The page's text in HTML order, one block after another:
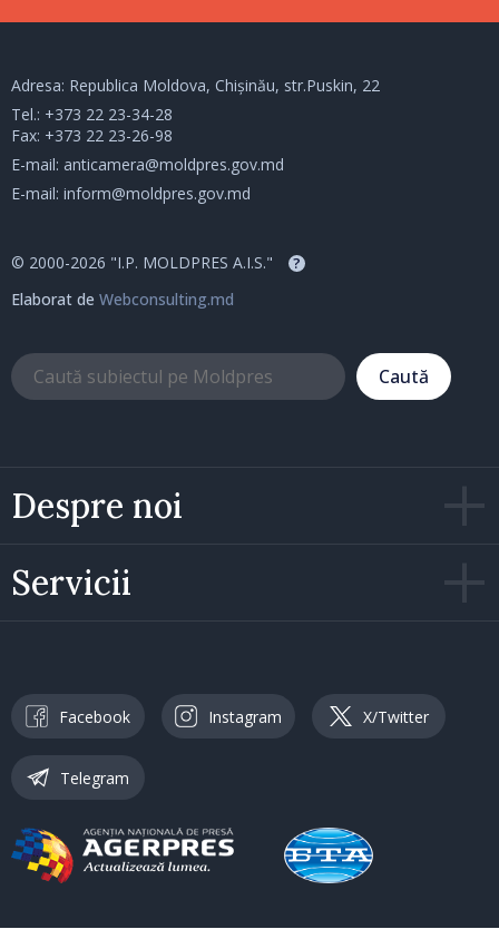
Despre noi
Servicii
Adresa: Republica Moldova, Chișinău, str.Puskin, 22
Tel.: +373 22 23-34-28
Fax: +373 22 23-26-98
E-mail: anticamera@moldpres.gov.md
E-mail: inform@moldpres.gov.md
© 2000-2026 "I.P. MOLDPRES A.I.S." ?
Elaborat de Webconsulting.md
Caută
Facebook Instagram X/Twitter
Telegram